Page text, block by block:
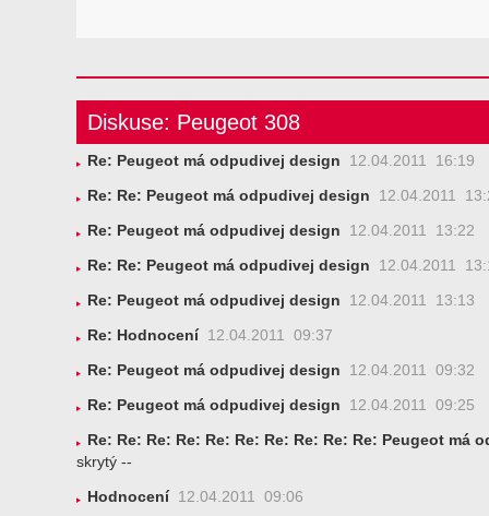
Diskuse: Peugeot 308
Re: Peugeot má odpudivej design 12.04.2011 16:19
Re: Re: Peugeot má odpudivej design 12.04.2011
Re: Peugeot má odpudivej design 12.04.2011 13:22
Re: Re: Peugeot má odpudivej design 12.04.2011
Re: Peugeot má odpudivej design 12.04.2011 13:13
Re: Hodnocení 12.04.2011 09:37
Re: Peugeot má odpudivej design 12.04.2011 09:32
Re: Peugeot má odpudivej design 12.04.2011 09:25
Re: Re: Re: Re: Re: Re: Re: Re: Re: Re: Peugeot má
skrytý --
Hodnocení 12.04.2011 09:06